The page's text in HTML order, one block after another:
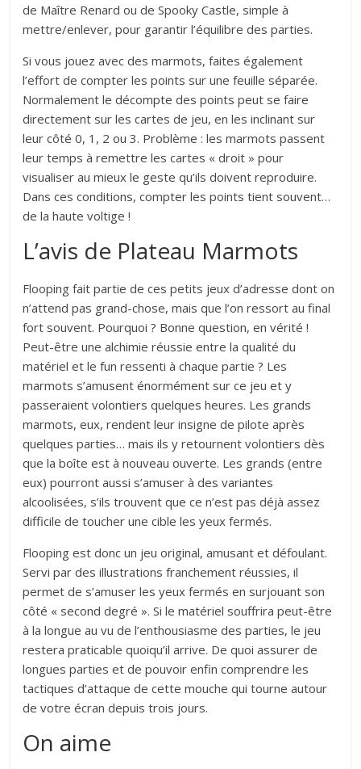
de Maître Renard ou de Spooky Castle, simple à
mettre/enlever, pour garantir l’équilibre des parties.
Si vous jouez avec des marmots, faites également
l’effort de compter les points sur une feuille séparée.
Normalement le décompte des points peut se faire
directement sur les cartes de jeu, en les inclinant sur
leur côté 0, 1, 2 ou 3. Problème : les marmots passent
leur temps à remettre les cartes « droit » pour
visualiser au mieux le geste qu’ils doivent reproduire.
Dans ces conditions, compter les points tient souvent…
de la haute voltige !
L’avis de Plateau Marmots
Flooping fait partie de ces petits jeux d’adresse dont on
n’attend pas grand-chose, mais que l’on ressort au final
fort souvent. Pourquoi ? Bonne question, en vérité !
Peut-être une alchimie réussie entre la qualité du
matériel et le fun ressenti à chaque partie ? Les
marmots s’amusent énormément sur ce jeu et y
passeraient volontiers quelques heures. Les grands
marmots, eux, rendent leur insigne de pilote après
quelques parties… mais ils y retournent volontiers dès
que la boîte est à nouveau ouverte. Les grands (entre
eux) pourront aussi s’amuser à des variantes
alcoolisées, s’ils trouvent que ce n’est pas déjà assez
difficile de toucher une cible les yeux fermés.
Flooping est donc un jeu original, amusant et défoulant.
Servi par des illustrations franchement réussies, il
permet de s’amuser les yeux fermés en surjouant son
côté « second degré ». Si le matériel souffrira peut-être
à la longue au vu de l’enthousiasme des parties, le jeu
restera praticable quoiqu’il arrive. De quoi assurer de
longues parties et de pouvoir enfin comprendre les
tactiques d’attaque de cette mouche qui tourne autour
de votre écran depuis trois jours.
On aime